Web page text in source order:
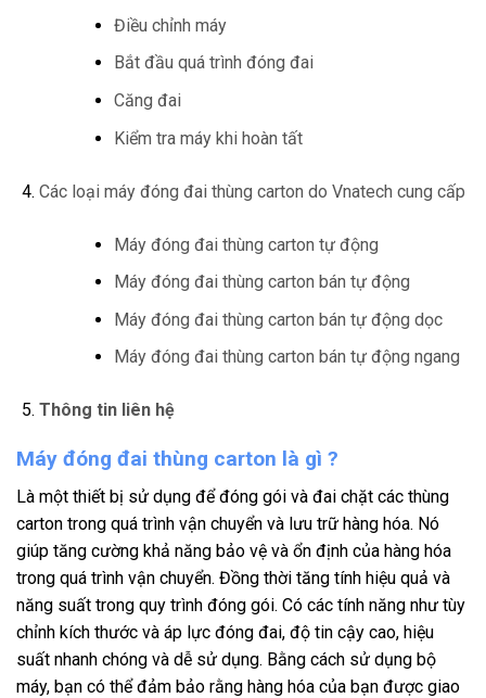
Điều chỉnh máy
Bắt đầu quá trình đóng đai
Căng đai
Kiểm tra máy khi hoàn tất
Các loại máy đóng đai thùng carton do Vnatech cung cấp
Máy đóng đai thùng carton tự động
Máy đóng đai thùng carton bán tự động
Máy đóng đai thùng carton bán tự động dọc
Máy đóng đai thùng carton bán tự động ngang
Thông tin liên hệ
Máy đóng đai thùng carton là gì ?
Là một thiết bị sử dụng để đóng gói và đai chặt các thùng
carton trong quá trình vận chuyển và lưu trữ hàng hóa. Nó
giúp tăng cường khả năng bảo vệ và ổn định của hàng hóa
trong quá trình vận chuyển. Đồng thời tăng tính hiệu quả và
năng suất trong quy trình đóng gói. Có các tính năng như tùy
chỉnh kích thước và áp lực đóng đai, độ tin cậy cao, hiệu
suất nhanh chóng và dễ sử dụng. Bằng cách sử dụng bộ
máy, bạn có thể đảm bảo rằng hàng hóa của bạn được giao